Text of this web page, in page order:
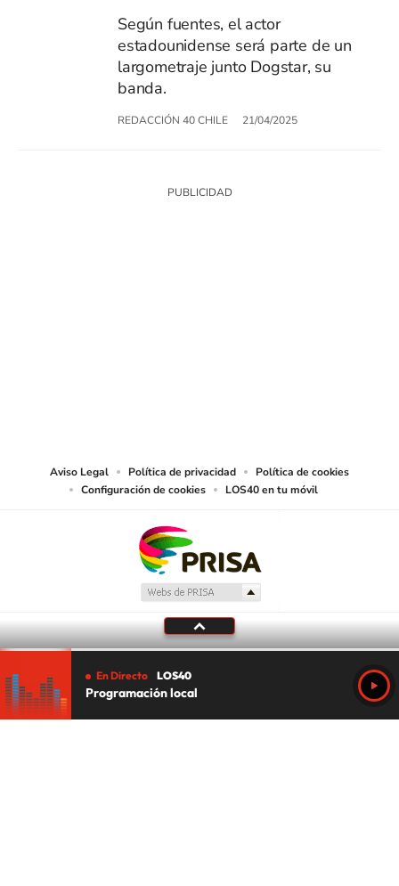
Según fuentes, el actor
estadounidense será parte de un
largometraje junto Dogstar, su
banda.
REDACCIÓN 40 CHILE 21/04/2025
Aviso Legal Política de privacidad
Política de cookies
Configuración de cookies
LOS40 en tu móvil
En Directo LOS40
Programación local